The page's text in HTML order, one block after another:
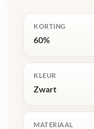
KORTING
60%
KLEUR
Zwart
MATERIAAL